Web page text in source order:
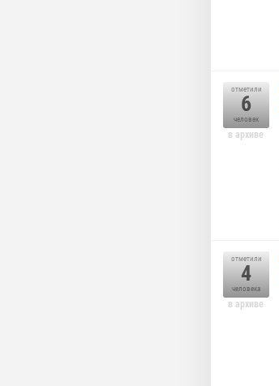
отметили
6
человек
в архиве
отметили
4
человека
в архиве